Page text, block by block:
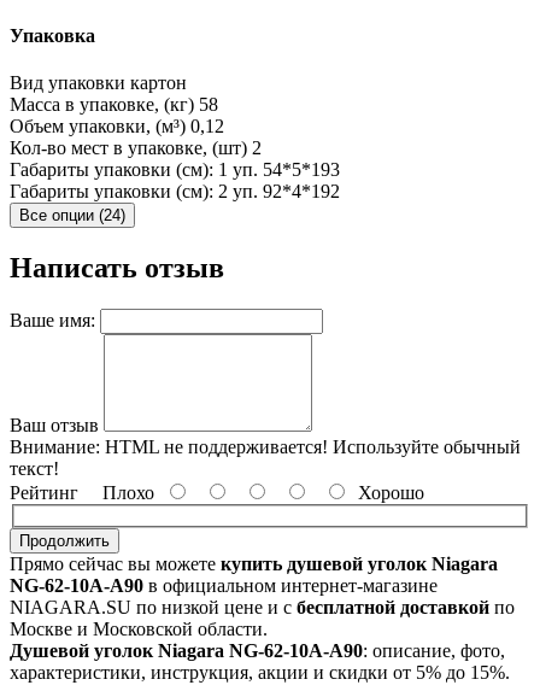
Упаковка
Вид упаковки картон
Масса в упаковке, (кг) 58
Объем упаковки, (м³) 0,12
Кол-во мест в упаковке, (шт) 2
Габариты упаковки (см): 1 уп. 54*5*193
Габариты упаковки (см): 2 уп. 92*4*192
Все опции (24)
Написать отзыв
Ваше имя:
Ваш отзыв
Внимание: HTML не поддерживается! Используйте обычный
текст!
Рейтинг Плохо Хорошо
Продолжить
Прямо сейчас вы можете купить душевой уголок Niagara
NG-62-10A-A90 в официальном интернет-магазине
NIAGARA.SU по низкой цене и с бесплатной доставкой по
Москве и Московской области.
Душевой уголок Niagara NG-62-10A-A90: описание, фото,
характеристики, инструкция, акции и скидки от 5% до 15%.